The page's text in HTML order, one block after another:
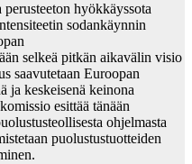
hyökkäyssota
sodankäynnin
selkeä pitkän aikavälin visio
saavutetaan Euroopan
ja keskeisenä keinona
esittää tänään
ohjelmasta
puolustustuotteiden